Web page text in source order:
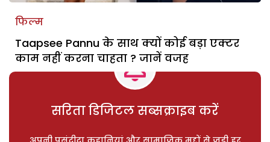
फिल्म
Taapsee Pannu के साथ क्यों कोई बड़ा एक्टर
काम नहीं करना चाहता ? जानें वजह
सरिता डिजिटल सब्सक्राइब करें